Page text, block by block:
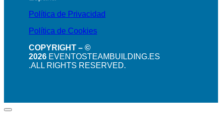
Política de Privacidad
Política de Cookies
COPYRIGHT – ©
2026 EVENTOSTEAMBUILDING.ES
.ALL RIGHTS RESERVED.